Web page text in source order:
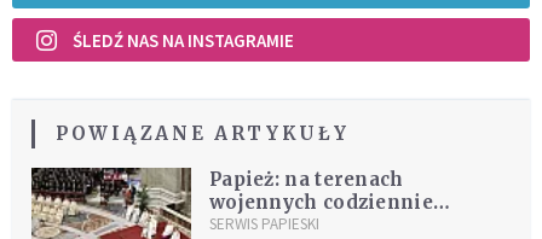
ŚLEDŹ NAS NA INSTAGRAMIE
POWIĄZANE ARTYKUŁY
Papież: na terenach
wojennych codziennie
negowane są podstawowe
SERWIS PAPIESKI